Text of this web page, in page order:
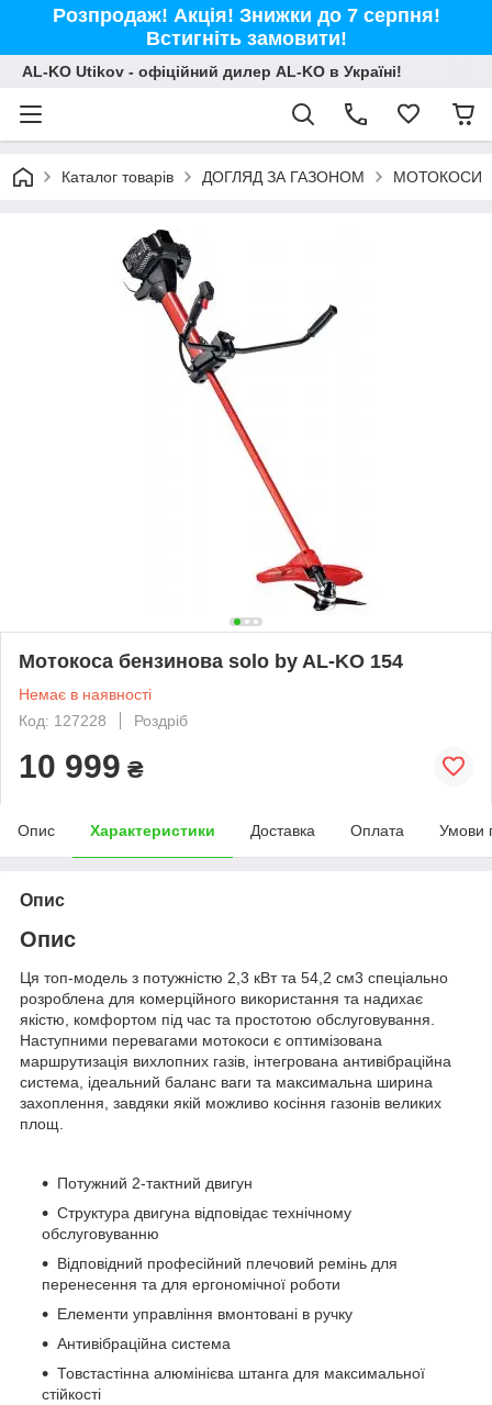
Розпродаж! Акція! Знижки до 7 серпня!
Встигніть замовити!
AL-KO Utikov - офіційний дилер AL-KO в Україні!
Каталог товарів ДОГЛЯД ЗА ГАЗОНОМ МОТОКОСИ
Мотокоса бензинова solo by AL-KO 154
Немає в наявності
Код: 127228
Роздріб
10 999 ₴
Опис Характеристики Доставка Оплата Умови
Опис
Опис
Ця топ-модель з потужністю 2,3 кВт та 54,2 см3 спеціально
розроблена для комерційного використання та надихає
якістю, комфортом під час та простотою обслуговування.
Наступними перевагами мотокоси є оптимізована
маршрутизація вихлопних газів, інтегрована антивібраційна
система, ідеальний баланс ваги та максимальна ширина
захоплення, завдяки якій можливо косіння газонів великих
площ.
Потужний 2-тактний двигун
Структура двигуна відповідає технічному
обслуговуванню
Відповідний професійний плечовий ремінь для
перенесення та для ергономічної роботи
Елементи управління вмонтовані в ручку
Антивібраційна система
Товстастінна алюмінієва штанга для максимальної
стійкості